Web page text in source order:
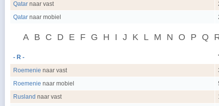
Qatar naar vast
Qatar naar mobiel
A B C D E F G H I J K L M N O P Q
- R -
Roemenie naar vast
Roemenie naar mobiel
Rusland naar vast